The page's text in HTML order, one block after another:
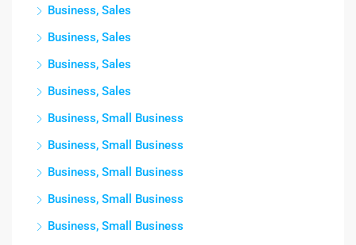
Business, Sales
Business, Sales
Business, Sales
Business, Sales
Business, Small Business
Business, Small Business
Business, Small Business
Business, Small Business
Business, Small Business